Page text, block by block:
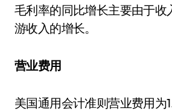
毛利率的同比增长主要由于收
游收入的增长。
营业费用
美国通用会计准则营业费用为